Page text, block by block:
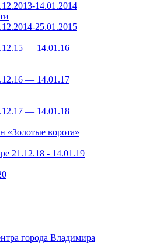
14.01.2014
25.01.2015
— 14.01.16
— 14.01.17
— 14.01.18
«Золотые ворота»
21.12.18 - 14.01.19
города Владимира